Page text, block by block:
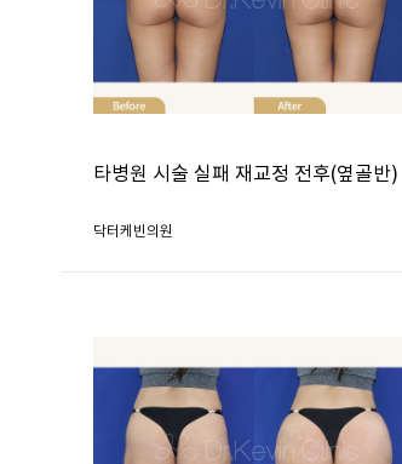
타병원 시술 실패 재교정 전후(옆골반)
닥터케빈의원